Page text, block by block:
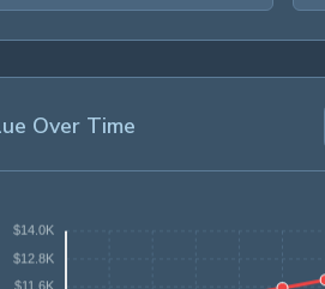
Over Time